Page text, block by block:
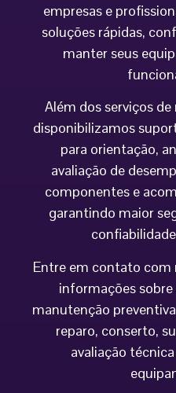
empresas e
soluções rápidas,
manter seus
Além dos serviços
disponibilizamos
para orientação,
avaliação de
componentes e
garantindo maior
Entre em contato com
informações
manutenção
reparo, conserto,
avaliação